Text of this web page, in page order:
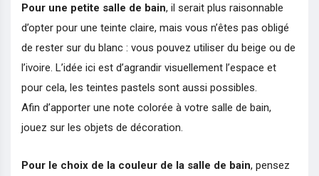
Pour une petite salle de bain, il serait plus raisonnable
d’opter pour une teinte claire, mais vous n’êtes pas obligé
de rester sur du blanc : vous pouvez utiliser du beige ou de
l’ivoire. L’idée ici est d’agrandir visuellement l’espace et
pour cela, les teintes pastels sont aussi possibles.
Afin d’apporter une note colorée à votre salle de bain,
jouez sur les objets de décoration.
Pour le choix de la couleur de la salle de bain, pensez